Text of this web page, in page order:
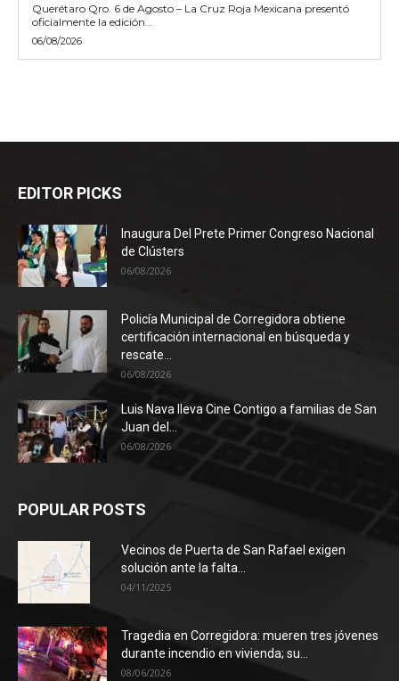
Querétaro Qro. 6 de Agosto – La Cruz Roja Mexicana presentó
oficialmente la edición...
06/08/2026
EDITOR PICKS
Inaugura Del Prete Primer Congreso Nacional
de Clústers
06/08/2026
Policía Municipal de Corregidora obtiene
certificación internacional en búsqueda y
rescate...
06/08/2026
Luis Nava lleva Cine Contigo a familias de San
Juan del...
06/08/2026
POPULAR POSTS
Vecinos de Puerta de San Rafael exigen
solución ante la falta...
04/11/2025
Tragedia en Corregidora: mueren tres jóvenes
durante incendio en vivienda; su...
08/06/2026